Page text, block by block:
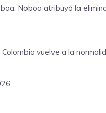
Noboa atribuyó la